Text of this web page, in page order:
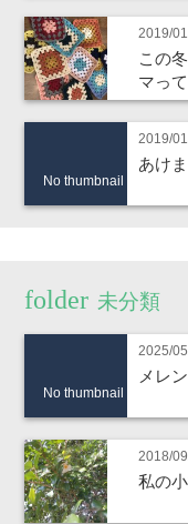
2019/
この
マっ
No thumbnail
2019/
あけ
未分類
No thumbnail
2025/
メレ
2018/
私の